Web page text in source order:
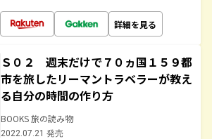
詳細を見る
Ｓ０２ 週末だけで７０ヵ国１５９都
市を旅したリーマントラベラーが教え
る自分の時間の作り方
BOOKS 旅の読み物
2022.07.21 発売